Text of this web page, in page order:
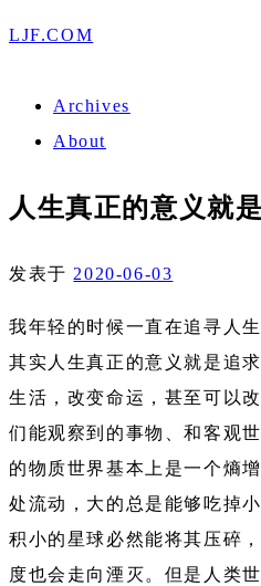
LJF.COM
Archives
About
人生真正的意义就
发表于 2020-06-03
我年轻的时候一直在追寻人
其实人生真正的意义就是追
生活，改变命运，甚至可以
们能观察到的事物、和客观
的物质世界基本上是一个熵
处流动，大的总是能够吃掉
积小的星球必然能将其压碎
度也会走向湮灭。但是人类